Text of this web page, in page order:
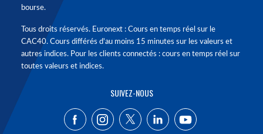
bourse.
Tous droits réservés. Euronext : Cours en temps réel sur le
CAC40. Cours différés d'au moins 15 minutes sur les valeurs et
autres indices. Pour les clients connectés : cours en temps réel sur
toutes valeurs et indices.
SUIVEZ-NOUS